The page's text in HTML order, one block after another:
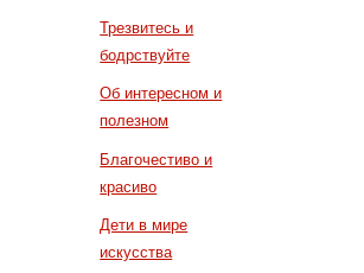
Трезвитесь и
бодрствуйте
Об интересном и
полезном
Благочестиво и
красиво
Дети в мире
искусства